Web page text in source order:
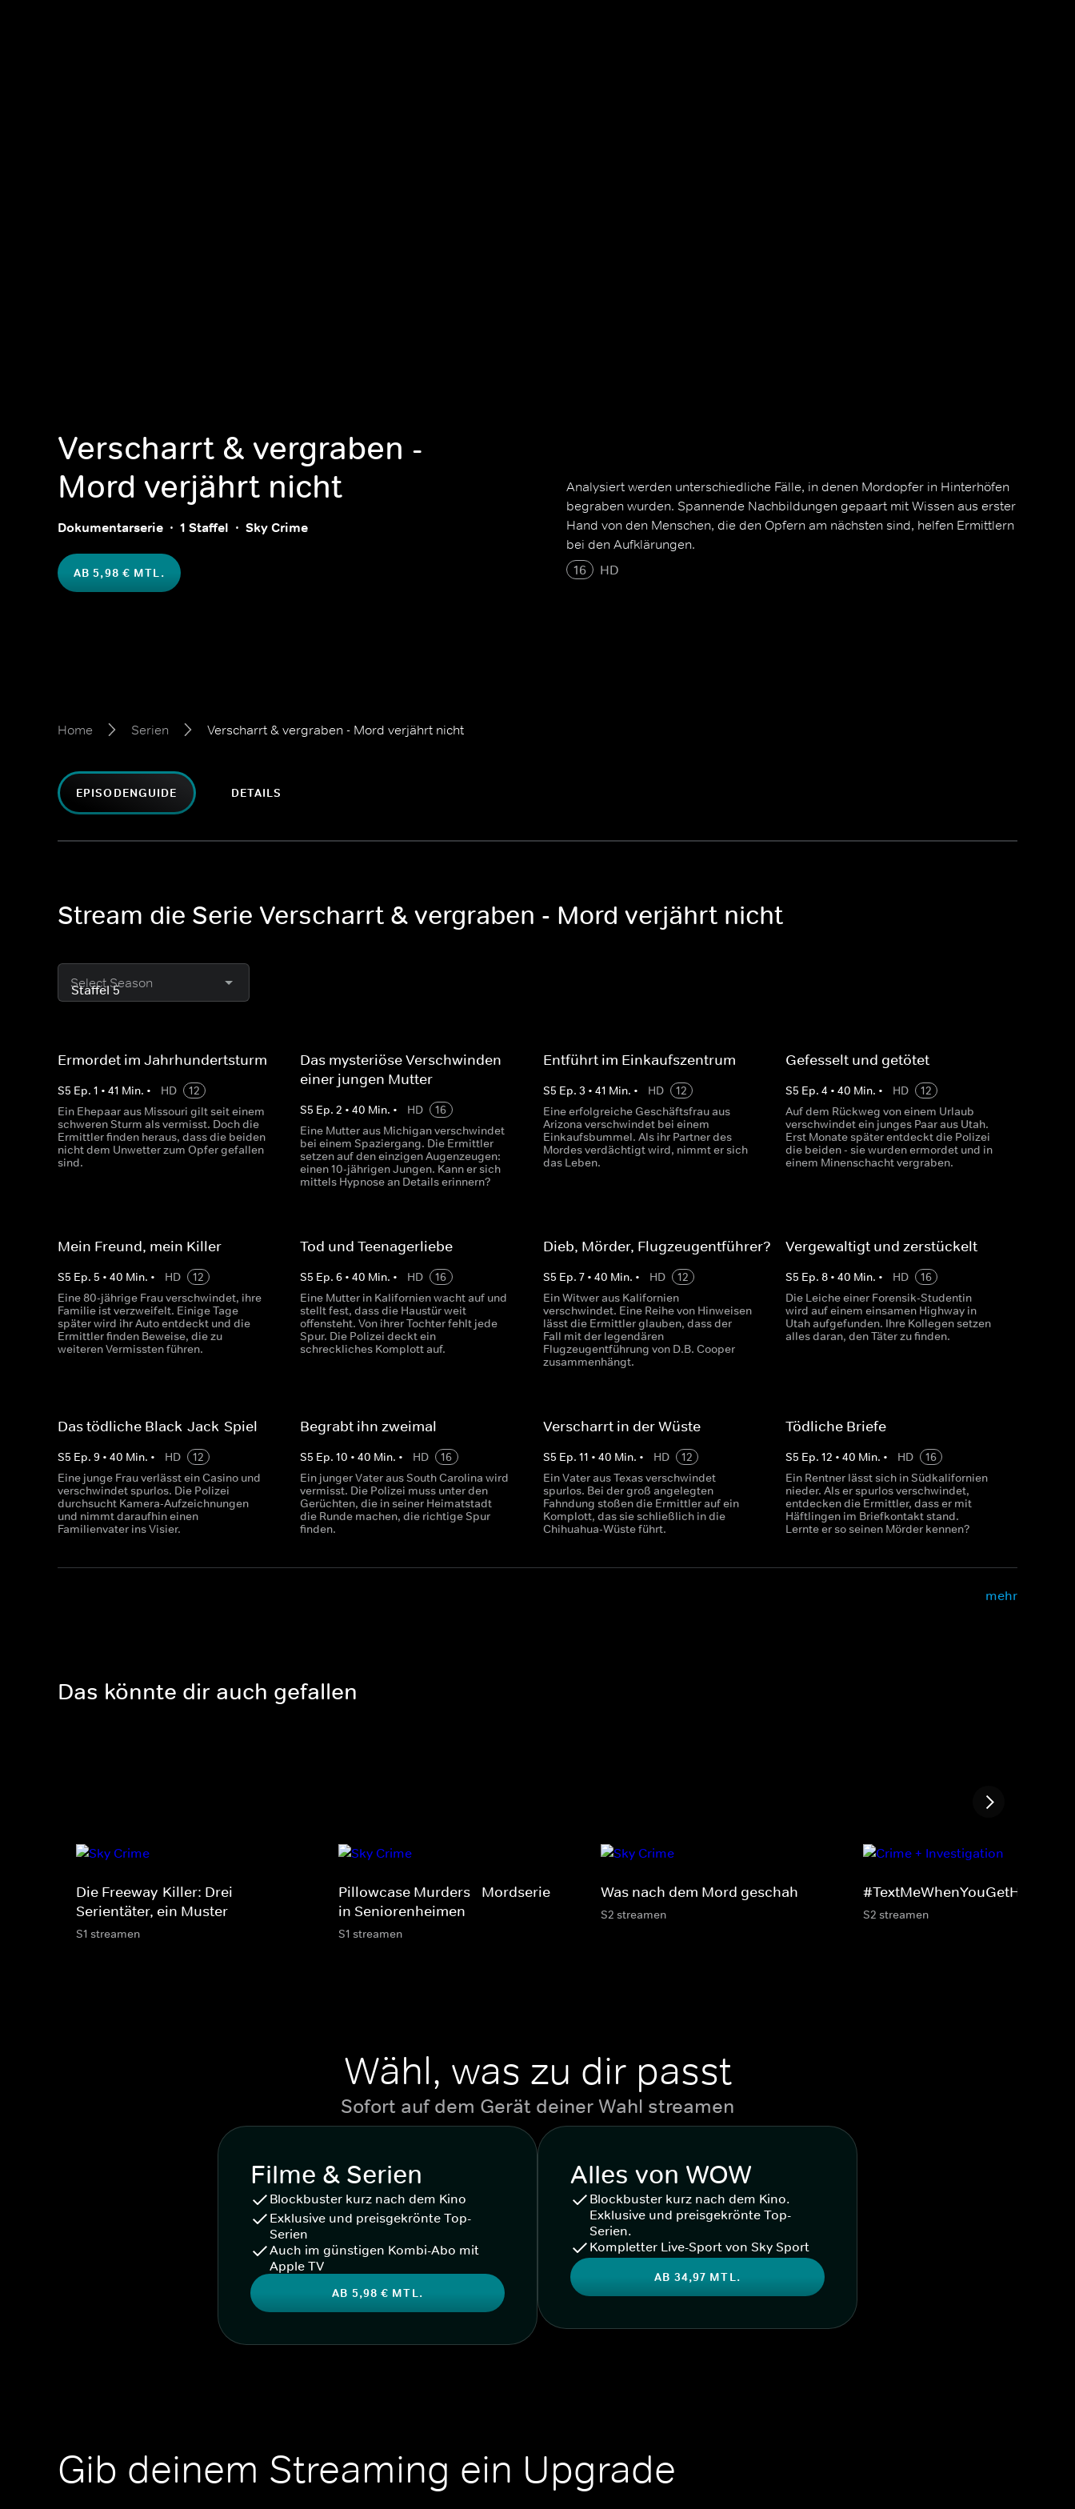
Verscharrt & vergraben -
Mord verjährt nicht
Dokumentarserie 1 Staffel Sky Crime
AB 5,98 € MTL.
Analysiert werden unterschiedliche Fälle, in denen Mordopfer in Hinterhöfen
begraben wurden. Spannende Nachbildungen gepaart mit Wissen aus erster
Hand von den Menschen, die den Opfern am nächsten sind, helfen Ermittlern
bei den Aufklärungen.
16
HD
Home Serien Verscharrt & vergraben - Mord verjährt nicht
EPISODENGUIDE DETAILS
Stream die Serie Verscharrt & vergraben - Mord verjährt nicht
Select Season
Ermordet im Jahrhundertsturm
S5 Ep. 1 • 41 Min. • HD
12
Ein Ehepaar aus Missouri gilt seit einem
schweren Sturm als vermisst. Doch die
Ermittler finden heraus, dass die beiden
nicht dem Unwetter zum Opfer gefallen
sind.
Das mysteriöse Verschwinden
einer jungen Mutter
S5 Ep.2 •40 Min. • HD
16
Eine Mutter aus Michigan verschwindet
bei einem Spaziergang. Die Ermittler
setzen auf den einzigen Augenzeugen:
einen 10-jährigen Jungen. Kann er sich
mittels Hypnose an Details erinnern?
Entführt im Einkaufszentrum
S5 Ep. 3 • 41 Min. • HD
12
Eine erfolgreiche Geschäftsfrau aus
Arizona verschwindet bei einem
Einkaufsbummel. Als ihr Partner des
Mordes verdächtigt wird, nimmt er sich
das Leben.
Gefesselt und getötet
S5 Ep. 4 • 40 Min. • HD
12
Auf dem Rückweg von einem Urlaub
verschwindet ein junges Paar aus Utah.
Erst Monate später entdeckt die Polizei
die beiden - sie wurden ermordet und in
einem Minenschacht vergraben.
Mein Freund, mein Killer
S5 Ep. 5 • 40 Min. • HD
12
Eine 80-jährige Frau verschwindet, ihre
Familie ist verzweifelt. Einige Tage
später wird ihr Auto entdeckt und die
Ermittler finden Beweise, die zu
weiteren Vermissten führen.
Tod und Teenagerliebe
S5 Ep.6 •40 Min. • HD
16
Eine Mutter in Kalifornien wacht auf und
stellt fest, dass die Haustür weit
offensteht. Von ihrer Tochter fehlt jede
Spur. Die Polizei deckt ein
schreckliches Komplott auf.
Dieb, Mörder, Flugzeugentführer?
S5 Ep. 7• 40 Min. • HD
12
Ein Witwer aus Kalifornien
verschwindet. Eine Reihe von Hinweisen
lässt die Ermittler glauben, dass der
Fall mit der legendären
Flugzeugentführung von D.B. Cooper
zusammenhängt.
Vergewaltigt und zerstückelt
S5 Ep. 8• 40 Min. • HD
16
Die Leiche einer Forensik-Studentin
wird auf einem einsamen Highway in
Utah aufgefunden. Ihre Kollegen setzen
alles daran, den Täter zu finden.
Das tödliche Black-Jack-Spiel
S5 Ep. 9 • 40 Min. • HD
12
Eine junge Frau verlässt ein Casino und
verschwindet spurlos. Die Polizei
durchsucht Kamera-Aufzeichnungen
und nimmt daraufhin einen
Familienvater ins Visier.
Begrabt ihn zweimal
S5 Ep.10 •40 Min. • HD
16
Ein junger Vater aus South Carolina wird
vermisst. Die Polizei muss unter den
Gerüchten, die in seiner Heimatstadt
die Runde machen, die richtige Spur
finden.
Verscharrt in der Wüste
S5 Ep. 11 • 40 Min. • HD
12
Ein Vater aus Texas verschwindet
spurlos. Bei der groß angelegten
Fahndung stoßen die Ermittler auf ein
Komplott, das sie schließlich in die
Chihuahua-Wüste führt.
Tödliche Briefe
S5 Ep. 12 • 40 Min. • HD
16
Ein Rentner lässt sich in Südkalifornien
nieder. Als er spurlos verschwindet,
entdecken die Ermittler, dass er mit
Häftlingen im Briefkontakt stand.
Lernte er so seinen Mörder kennen?
mehr
Das könnte dir auch gefallen
Die Freeway-Killer: Drei
Serientäter, ein Muster
S1 streamen
Pillowcase Murders - Mordserie
in Seniorenheimen
S1 streamen
Was nach dem Mord geschah
S2 streamen
#TextMeWhenYouGetHome
S2 streamen
Wähl, was zu dir passt
Sofort auf dem Gerät deiner Wahl streamen
Filme & Serien
Blockbuster kurz nach dem Kino
Exklusive und preisgekrönte Top-
Serien
Auch im günstigen Kombi-Abo mit
Apple TV
AB 5,98 € MTL.
Alles von WOW
Blockbuster kurz nach dem Kino.
Exklusive und preisgekrönte Top-
Serien.
Kompletter Live-Sport von Sky Sport
AB 34,97 MTL.
Gib deinem Streaming ein Upgrade